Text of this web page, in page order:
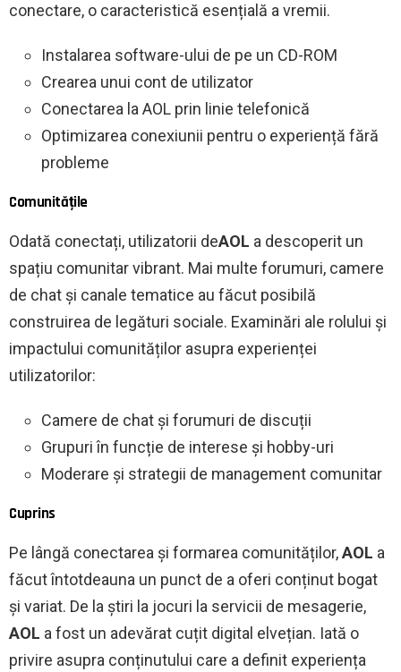
conectare, o caracteristică esențială a vremii.
Instalarea software-ului de pe un CD-ROM
Crearea unui cont de utilizator
Conectarea la AOL prin linie telefonică
Optimizarea conexiunii pentru o experiență fără
probleme
Comunitățile
Odată conectați, utilizatorii deAOL a descoperit un
spațiu comunitar vibrant. Mai multe forumuri, camere
de chat și canale tematice au făcut posibilă
construirea de legături sociale. Examinări ale rolului și
impactului comunităților asupra experienței
utilizatorilor:
Camere de chat și forumuri de discuții
Grupuri în funcție de interese și hobby-uri
Moderare și strategii de management comunitar
Cuprins
Pe lângă conectarea și formarea comunităților,AOL a
făcut întotdeauna un punct de a oferi conținut bogat
și variat. De la știri la jocuri la servicii de mesagerie,
AOL a fost un adevărat cuțit digital elvețian. Iată o
privire asupra conținutului care a definit experiența